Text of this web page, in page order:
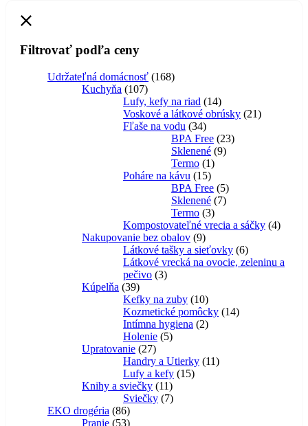
Filtrovať podľa ceny
Udržateľná domácnosť 168
Kuchyňa
107
Lufy, kefy na riad
14
Voskové a látkové obrúsky 21
Fľaše na vodu 34
BPA Free 23
Sklenené 9
Termo 1
Poháre na kávu
15
BPA Free 5
Sklenené 7
Termo 3
Kompostovateľné vrecia a sáčky 4
Nakupovanie bez obalov 9
Látkové tašky a sieťovky 6
Látkové vrecká na ovocie, zeleninu a
pečivo 3
Kúpelňa 39
Kefky na zuby 10
Kozmetické pomôcky 14
Intímna hygiena
2
Holenie 5
Upratovanie 27
Handry a Utierky 11
Lufy a kefy 15
Knihy a sviečky 11
Sviečky 7
EKO drogéria 86
Pranie 53